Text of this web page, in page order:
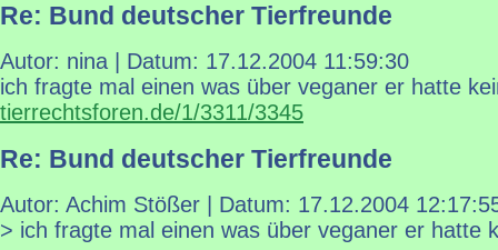
Re: Bund deutscher Tierfreunde
Autor: nina | Datum: 17.12.2004 11:59:30
ich fragte mal einen was über veganer er hatte
tierrechtsforen.de/1/3311/3345
Re: Bund deutscher Tierfreunde
Autor: Achim Stößer | Datum: 17.12.2004
> ich fragte mal einen was über veganer er hatte